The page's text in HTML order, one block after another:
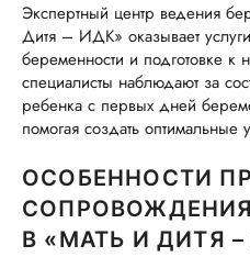
Экспертный центр ведения
Дитя – ИДК» оказывает
беременности и подготовке
специалисты наблюдают за
ребенка с первых дней
помогая создать
ОСОБЕННОСТИ
В «МАТЬ И ДИТЯ